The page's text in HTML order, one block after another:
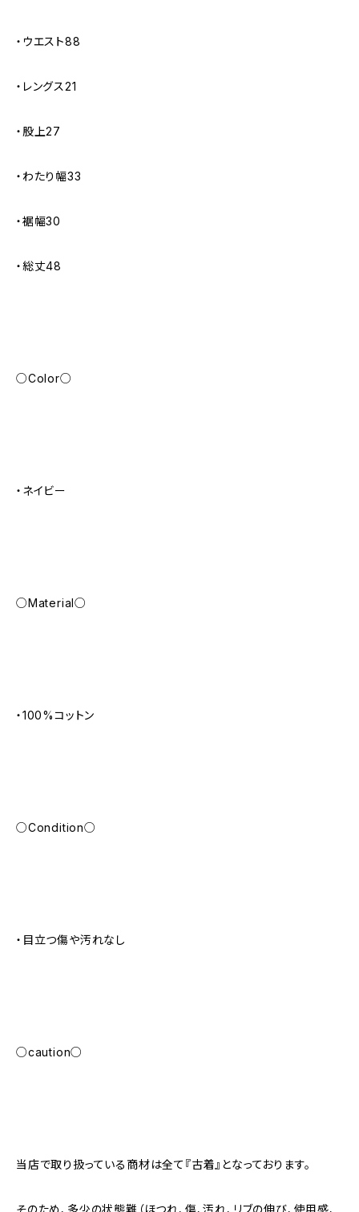
・ウエスト88
・レングス21
・股上27
・わたり幅33
・裾幅30
・総丈48
○Color○
・ネイビー
○Material○
・100%コットン
○Condition○
・目立つ傷や汚れなし
○caution○
当店で取り扱っている商材は全て『古着』となっております。
そのため、多少の状態難（ほつれ、傷、汚れ、リブの伸び、使用感、